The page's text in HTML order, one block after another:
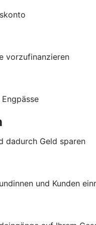
vorzufinanzieren
dadurch Geld sparen
und Kunden